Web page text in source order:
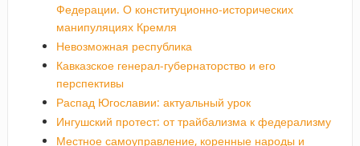
Федерации. О конституционно-исторических
манипуляциях Кремля
Невозможная республика
Кавказское генерал-губернаторство и его
перспективы
Распад Югославии: актуальный урок
Ингушский протест: от трайбализма к федерализму
Местное самоуправление, коренные народы и